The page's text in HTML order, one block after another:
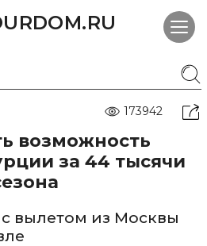
173942
возможность
за 44 тысячи
вылетом из Москвы